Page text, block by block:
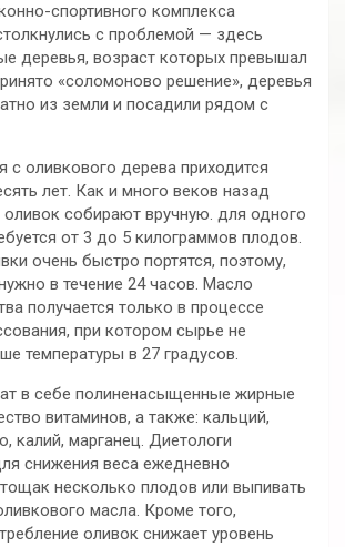
спортивного комплекса
с проблемой — здесь
деревья, возраст которых превышал
«соломоново решение», деревья
из земли и посадили рядом с
с оливкового дерева приходится
лет. Как и много веков назад
собирают вручную. для одного
от 3 до 5 килограммов плодов.
очень быстро портятся, поэтому,
в течение 24 часов. Масло
получается только в процессе
при котором сырье не
температуры в 27 градусов.
в себе полиненасыщенные жирные
витаминов, а также: кальций,
калий, марганец. Диетологи
снижения веса ежедневно
несколько плодов или выпивать
масла. Кроме того,
оливок снижает уровень